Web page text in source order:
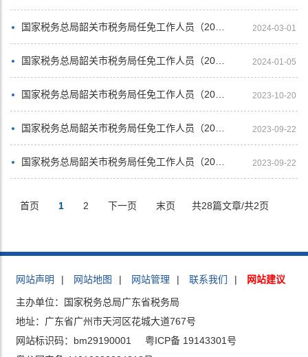
国家税务总局韶关市税务局任免工作人员（2024年1月） 2024-03-01
国家税务总局韶关市税务局任免工作人员（2023年12月） 2024-01-05
国家税务总局韶关市税务局任免工作人员（2023年9月） 2023-10-20
国家税务总局韶关市税务局任免工作人员（2023年8月） 2023-09-22
国家税务总局韶关市税务局任免工作人员（2023年7月） 2023-09-22
首页 1 2 下一页 末页 共28篇文章/共2页
网站声明 | 网站地图 | 网站管理 | 联系我们 | 网站建议
主办单位：国家税务总局广东省税务局
地址：广东省广州市天河区花城大道767号
网站标识码：bm29190001
粤ICP备 19143301号